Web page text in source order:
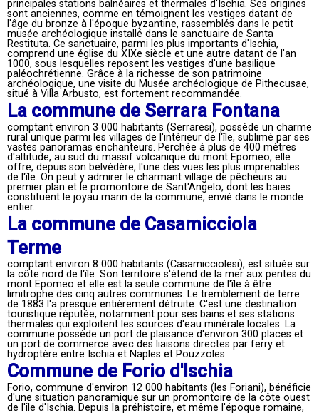
principales stations balnéaires et thermales d'Ischia. Ses origines
sont anciennes, comme en témoignent les vestiges datant de
l'âge du bronze à l'époque byzantine, rassemblés dans le petit
musée archéologique installé dans le sanctuaire de Santa
Restituta. Ce sanctuaire, parmi les plus importants d'Ischia,
comprend une église du XIXe siècle et une autre datant de l'an
1000, sous lesquelles reposent les vestiges d'une basilique
paléochrétienne. Grâce à la richesse de son patrimoine
archéologique, une visite du Musée archéologique de Pithecusae,
situé à Villa Arbusto, est fortement recommandée.
La commune de Serrara Fontana
comptant environ 3 000 habitants (Serraresi), possède un charme
rural unique parmi les villages de l'intérieur de l'île, sublimé par ses
vastes panoramas enchanteurs. Perchée à plus de 400 mètres
d'altitude, au sud du massif volcanique du mont Epomeo, elle
offre, depuis son belvédère, l'une des vues les plus imprenables
de l'île. On peut y admirer le charmant village de pêcheurs au
premier plan et le promontoire de Sant'Angelo, dont les baies
constituent le joyau marin de la commune, envié dans le monde
entier.
La commune de Casamicciola
Terme
comptant environ 8 000 habitants (Casamicciolesi), est située sur
la côte nord de l'île. Son territoire s'étend de la mer aux pentes du
mont Epomeo et elle est la seule commune de l'île à être
limitrophe des cinq autres communes. Le tremblement de terre
de 1883 l'a presque entièrement détruite. C'est une destination
touristique réputée, notamment pour ses bains et ses stations
thermales qui exploitent les sources d'eau minérale locales. La
commune possède un port de plaisance d'environ 300 places et
un port de commerce avec des liaisons directes par ferry et
hydroptère entre Ischia et Naples et Pouzzoles.
Commune de Forio d'Ischia
Forio, commune d'environ 12 000 habitants (les Foriani), bénéficie
d'une situation panoramique sur un promontoire de la côte ouest
de l'île d'Ischia. Depuis la préhistoire, et même l'époque romaine,